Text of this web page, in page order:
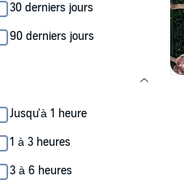
30 derniers jours
90 derniers jours
Jusqu'à 1 heure
1 à 3 heures
3 à 6 heures